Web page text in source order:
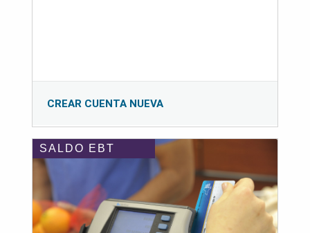
CREAR CUENTA NUEVA
SALDO EBT